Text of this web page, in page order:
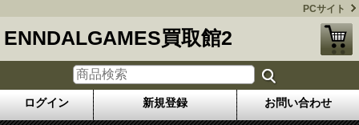
PCサイト
ENNDALGAMES買取館2
ログイン 新規登録 お問い合わせ